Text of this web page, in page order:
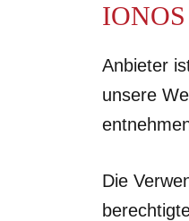
IONOS
Anbieter
unsere
Die